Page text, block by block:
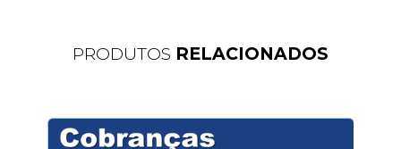
PRODUTOS RELACIONADOS